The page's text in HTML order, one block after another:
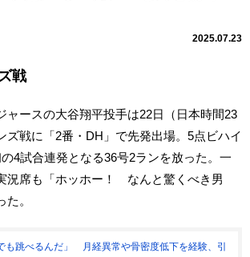
2025.07.23
戦
ースの大谷翔平投手は22日（日本時間23
ズ戦に「2番・DH」で先発出場。5点ビハイ
4試合連発となる36号2ランを放った。一
況席も「ホッホー！ なんと驚くべき男
。
も跳べるんだ」 月経異常や骨密度低下を経験、引